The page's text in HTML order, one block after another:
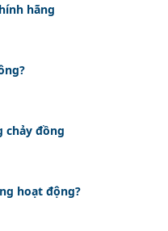
hãng
chảy đồng
hoạt động?